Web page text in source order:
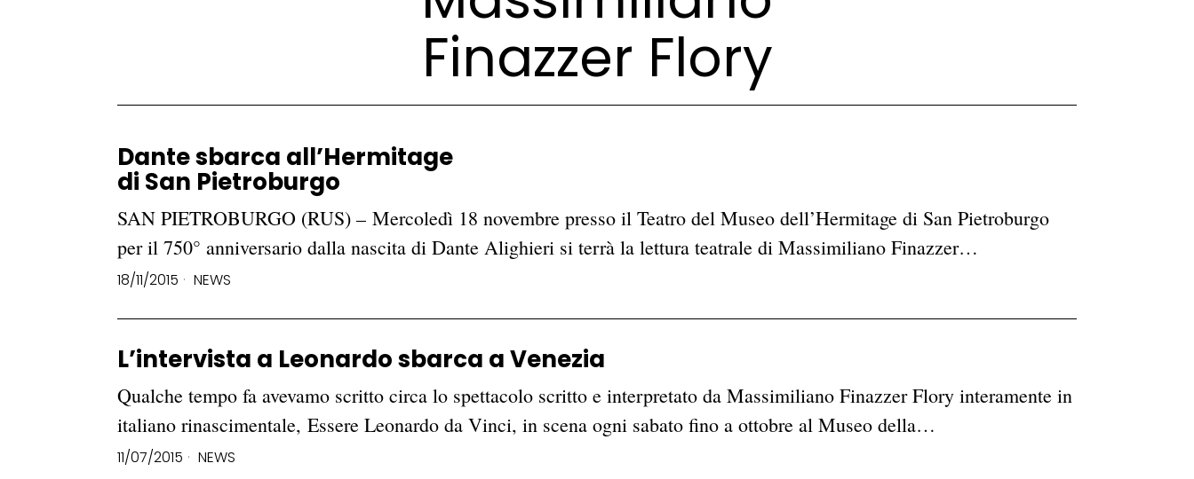
Finazzer Flory
Dante sbarca all’Hermitage
di San Pietroburgo
SAN PIETROBURGO (RUS) – Mercoledì 18 novembre presso il Teatro del Museo dell’Hermitage di San Pietroburgo
per il 750° anniversario dalla nascita di Dante Alighieri si terrà la lettura teatrale di Massimiliano Finazzer…
18/11/2015 NEWS
L’intervista a Leonardo sbarca a Venezia
Qualche tempo fa avevamo scritto circa lo spettacolo scritto e interpretato da Massimiliano Finazzer Flory interamente in
italiano rinascimentale, Essere Leonardo da Vinci, in scena ogni sabato fino a ottobre al Museo della…
11/07/2015 NEWS